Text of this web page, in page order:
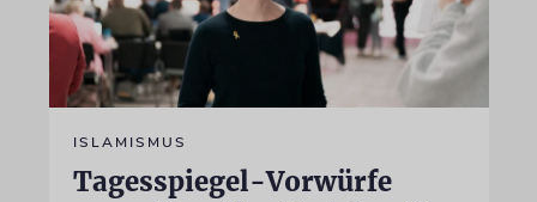
ISLAMISMUS
Tagesspiegel-Vorwürfe